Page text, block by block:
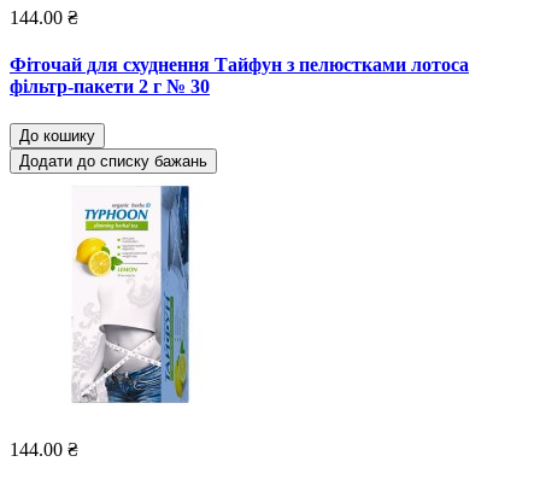
144.00 ₴
Фіточай для схуднення Тайфун з пелюстками лотоса
фільтр-пакети 2 г № 30
До кошику
Додати до списку бажань
144.00 ₴